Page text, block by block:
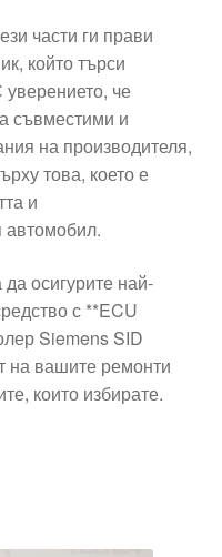
части ги прави
който търси
че
съвместими и
на производителя,
това, което е
и
автомобил.
осигурите най-
с **ECU
Siemens SID
на вашите ремонти
които избирате.